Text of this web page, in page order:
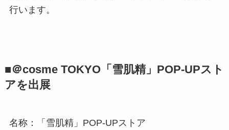
行います。
■＠cosme TOKYO「雪肌精」POP-UPスト
アを出展
名称：「雪肌精」POP-UPストア